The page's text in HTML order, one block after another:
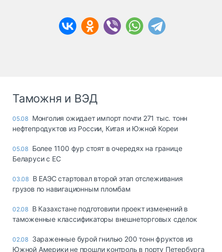
Таможня и ВЭД
05.08 Монголия ожидает импорт почти 271 тыс. тонн
нефтепродуктов из России, Китая и Южной Кореи
05.08 Более 1100 фур стоят в очередях на границе
Беларуси с ЕС
03.08 В ЕАЭС стартовал второй этап отслеживания
грузов по навигационным пломбам
02.08 В Казахстане подготовили проект изменений в
таможенные классификаторы внешнеторговых сделок
02.08 Зараженные бурой гнилью 200 тонн фруктов из
Южной Америки не прошли контроль в порту Петербурга